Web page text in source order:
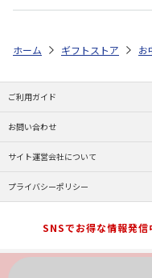
ホーム ギフトストア お
ご利用ガイド
お問い合わせ
サイト運営会社について
プライバシーポリシー
SNSでお得な情報発信